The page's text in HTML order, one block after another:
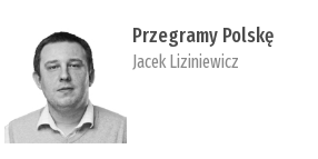
Przegramy Polskę
Jacek Liziniewicz